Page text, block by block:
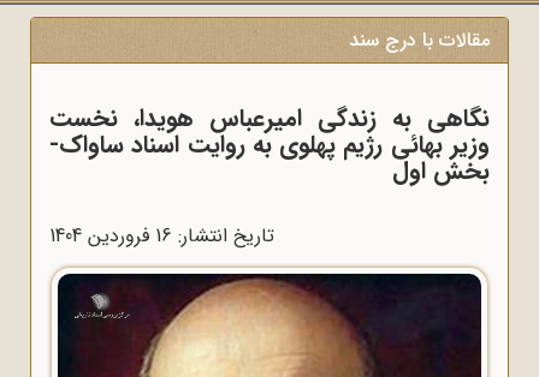
مقالات با درج سند
نگاهی به زندگی امیرعباس هویدا، نخست
وزیر بهائی رژیم پهلوی به روایت اسناد ساواک-
بخش اول
تاریخ انتشار: 16 فروردين 1404